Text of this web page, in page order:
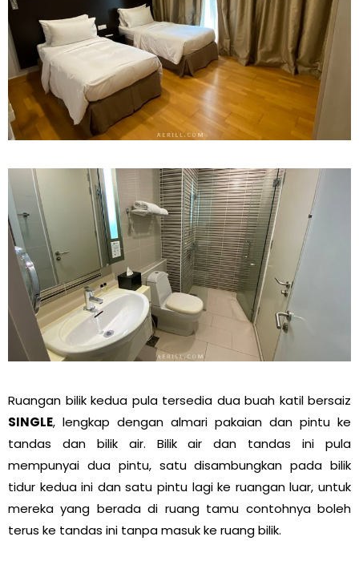
Ruangan bilik kedua pula tersedia dua buah katil bersaiz
SINGLE, lengkap dengan almari pakaian dan pintu ke
tandas dan bilik air. Bilik air dan tandas ini pula
mempunyai dua pintu, satu disambungkan pada bilik
tidur kedua ini dan satu pintu lagi ke ruangan luar, untuk
mereka yang berada di ruang tamu contohnya boleh
terus ke tandas ini tanpa masuk ke ruang bilik.